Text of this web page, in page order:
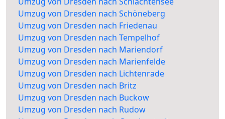
Umzug von Dresden nach Schöneberg
Umzug von Dresden nach Friedenau
Umzug von Dresden nach Tempelhof
Umzug von Dresden nach Mariendorf
Umzug von Dresden nach Marienfelde
Umzug von Dresden nach Lichtenrade
Umzug von Dresden nach Britz
Umzug von Dresden nach Buckow
Umzug von Dresden nach Rudow